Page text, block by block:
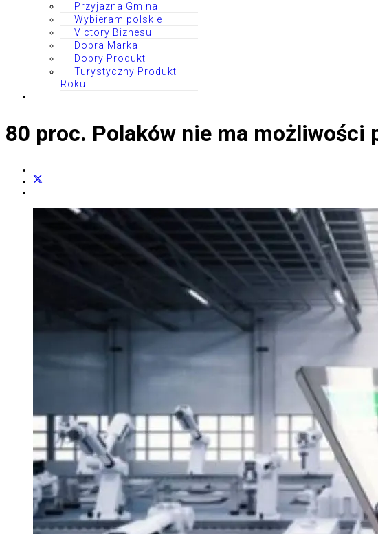
Przyjazna Gmina
Wybieram polskie
Victory Biznesu
Dobra Marka
Dobry Produkt
Turystyczny Produkt
Roku
80 proc. Polaków nie ma możliwości